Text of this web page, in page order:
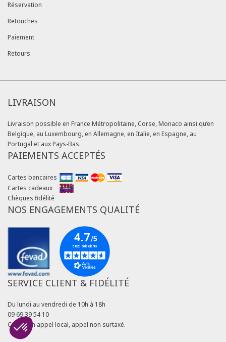
Réservation
Retouches
Paiement
Retours
LIVRAISON
Livraison possible en France Métropolitaine, Corse, Monaco ainsi qu’en
Belgique, au Luxembourg, en Allemagne, en Italie, en Espagne, au
Portugal et aux Pays-Bas.
PAIEMENTS ACCEPTÉS
Cartes bancaires
Cartes cadeaux
Chèques fidélité
NOS ENGAGEMENTS QUALITÉ
SERVICE CLIENT & FIDÉLITÉ
Du lundi au vendredi de 10h à 18h
09 69 39 54 10
Coût d'un appel local, appel non surtaxé.